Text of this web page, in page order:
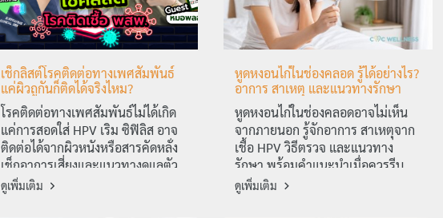
เช็กลิสต์โรคติดต่อทางเพศสัมพันธ์
แค่ผิวถูกันก็ติดได้จริงไหม?
โรคติดต่อทางเพศสัมพันธ์ไม่ได้เกิด
แค่การสอดใส่ HPV เริม ซิฟิลิส อาจ
ติดต่อได้จากผิวหนังหรือสารคัดหลั่ง
เช็กอาการเสี่ยงและแนวทางดูแลตัว
เอง
ดูเพิ่มเติม
หูดหงอนไก่ในช่องคลอด รู้ได้อย่างไร?
อาการ สาเหตุ และแนวทางรักษา
หูดหงอนไก่ในช่องคลอดอาจไม่เห็น
จากภายนอก รู้จักอาการ สาเหตุจาก
เชื้อ HPV วิธีตรวจ และแนวทาง
รักษา พร้อมคำแนะนำเมื่อควรรีบ
พบแพทย์
ดูเพิ่มเติม